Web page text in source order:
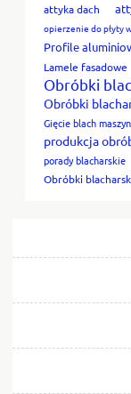
attyka dach
opierzenie do płyty
Profile
Lamele fasadowe
Obróbki
Obróbki
Gięcie blach
produkcja
porady blacharskie
Obróbki